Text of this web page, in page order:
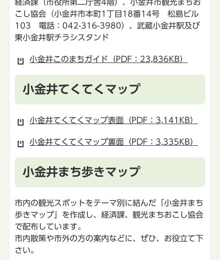
経済課（市役所第二庁舎4階）、小金井市観光まちお
こし協会（小金井市本町1丁目18番14号 松島ビル
103 電話：042-316-3980）、武蔵小金井駅及び
東小金井駅チラシスタンド
小金井このまちガイド（PDF：23,836KB）
小金井てくてくマップ
小金井てくてくマップ表面（PDF：3,141KB）
小金井てくてくマップ裏面（PDF：3,335KB）
小金井まち歩きマップ
市内の観光スポットをテーマ別に結んだ「小金井まち
歩きマップ」を作成し、経済課、観光まちおこし協会
で配布しています。
市内散策や市外の方の案内などに、ぜひ、お役立て下
さい。